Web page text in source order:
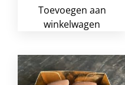
Toevoegen aan
winkelwagen